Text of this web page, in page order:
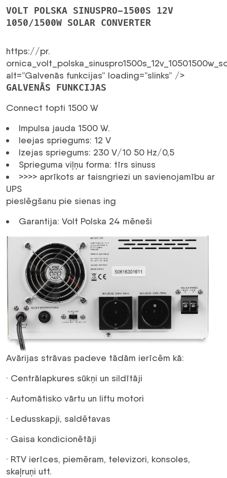
VOLT POLSKA SINUSPRO-1500S 12V
1050/1500W SOLAR CONVERTER
https://pr.
alt=”Galvenās funkcijas” loading=”slinks” />
GALVENĀS FUNKCIJAS
Connect topti 1500 W
Impulsa jauda 1500 W.
Ieejas spriegums: 12 V
Izejas spriegums: 230 V/10 50 Hz/0,5
Sprieguma viļņu forma: tīrs sinuss
>>>> aprīkots ar taisngriezi un savienojamību ar
UPS
pieslēgšanu pie sienas ing
Garantija: Volt Polska 24 mēneši
Avārijas strāvas padeve tādām ierīcēm kā:
· Centrālapkures sūkņi un sildītāji
· Automātisko vārtu un liftu motori
· Ledusskapji, saldētavas
· Gaisa kondicionētāji
· RTV ierīces, piemēram, televizori, konsoles,
skaļruņi utt.